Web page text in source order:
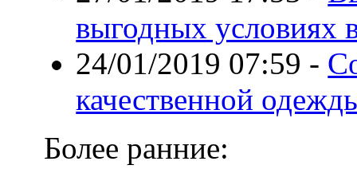
выгодных условиях
24/01/2019 07:59 -
качественной
Более ранние: